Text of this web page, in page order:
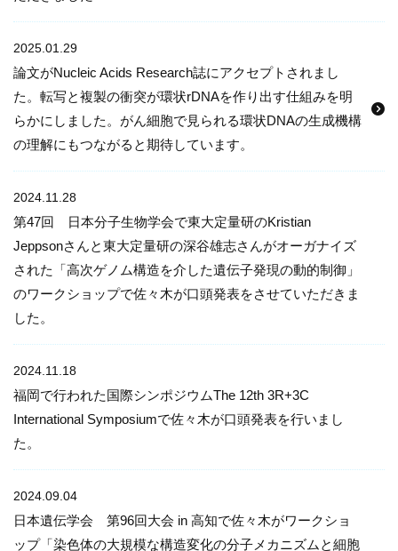
2025.01.29
論文がNucleic Acids Research誌にアクセプトされまし
た。転写と複製の衝突が環状rDNAを作り出す仕組みを明
らかにしました。がん細胞で見られる環状DNAの生成機構
の理解にもつながると期待しています。
2024.11.28
第47回 日本分子生物学会で東大定量研のKristian
Jeppsonさんと東大定量研の深谷雄志さんがオーガナイズ
された「高次ゲノム構造を介した遺伝子発現の動的制御」
のワークショップで佐々木が口頭発表をさせていただきま
した。
2024.11.18
福岡で行われた国際シンポジウムThe 12th 3R+3C
International Symposiumで佐々木が口頭発表を行いまし
た。
2024.09.04
日本遺伝学会 第96回大会 in 高知で佐々木がワークショ
ップ「染色体の大規模な構造変化の分子メカニズムと細胞